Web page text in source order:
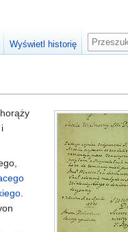
.
Wyświetl historię